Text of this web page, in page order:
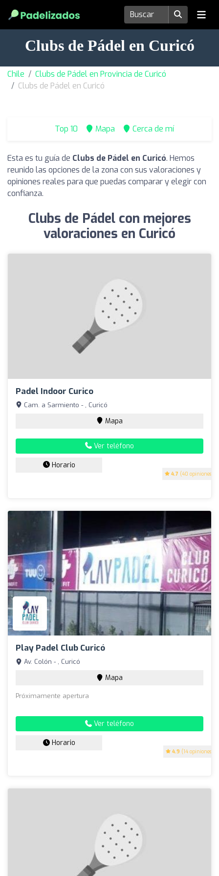
Clubs de Pádel en Curicó
Chile
Clubs de Pádel en Provincia de Curicó
Clubs de Pádel en Curicó
Top 10 Mapa Cerca de mí
Esta es tu guía de Clubs de Pádel en Curicó. Hemos
reunido las opciones de la zona con sus valoraciones y
opiniones reales para que puedas comparar y elegir con
confianza.
Clubs de Pádel con mejores
valoraciones en Curicó
Padel Indoor Curico
4.7 (40 opiniones)
Cam. a Sarmiento - , Curicó
Mapa
Ver teléfono
Horario
Play Padel Club Curicó
4.9 (14 opiniones)
Av. Colón - , Curicó
Mapa
Próximamente apertura
Ver teléfono
Horario